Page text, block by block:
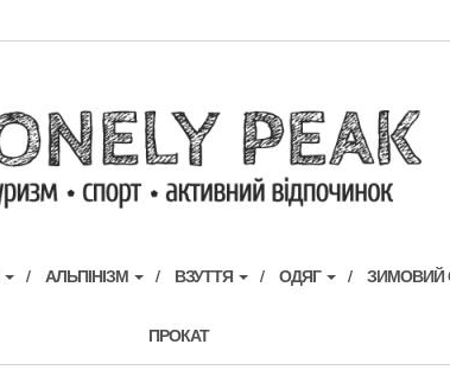
АЛЬПІНІЗМ ВЗУТТЯ ОДЯГ ЗИМОВИЙ
ПРОКАТ